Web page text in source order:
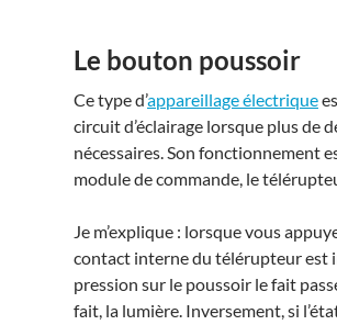
Le bouton poussoir
Ce type d’appareillage électrique
circuit d’éclairage lorsque plus de
nécessaires. Son fonctionnement
module de commande, le
Je m’explique : lorsque vous
contact interne du télérupteur est
pression sur le poussoir le fait
fait, la lumière. Inversement, si